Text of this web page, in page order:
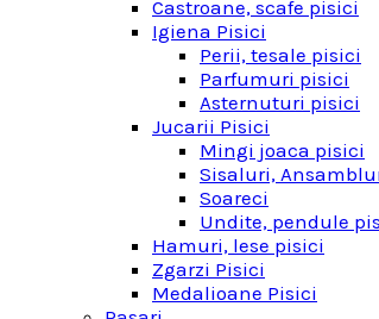
Castroane, scafe pisici
Igiena Pisici
Perii, tesale pisici
Parfumuri pisici
Asternuturi pisici
Jucarii Pisici
Mingi joaca pisici
Sisaluri,
Soareci
Undite, pendule
Hamuri, lese pisici
Zgarzi Pisici
Medalioane Pisici